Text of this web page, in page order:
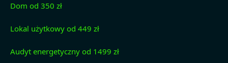
Dom od 350 zł
Lokal użytkowy od 449 zł
Audyt energetyczny od 1499 zł